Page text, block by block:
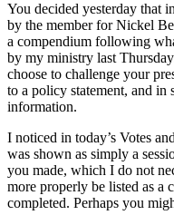
You decided yesterday that
by the member for Nickel
a compendium following
by my ministry last
choose to challenge your
to a policy statement, and in
information.
I noticed in today’s Votes
was shown as simply a
you made, which I do not
more properly be listed as a
completed. Perhaps you